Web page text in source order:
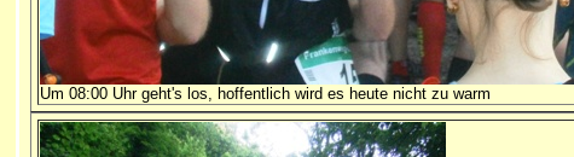
Um 08:00 Uhr geht's los, hoffentlich wird es heute nicht zu warm